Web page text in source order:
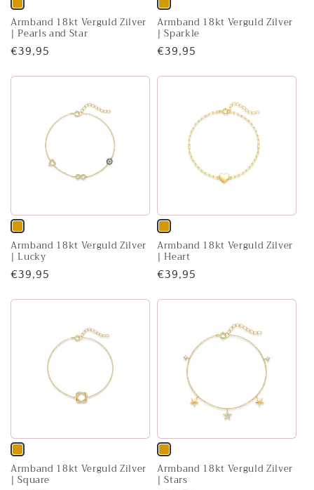
Variant
uitverkocht
beschikbaar
Armband 18kt Verguld Zilver
| Pearls and Star
Normale
€39,95
Variant
uitverkocht
beschikbaar
Armband 18kt Verguld Zilver
| Sparkle
Normale
€39,95
Variant
uitverkocht
beschikbaar
Armband 18kt Verguld Zilver
| Lucky
Normale
€39,95
Variant
uitverkocht
beschikbaar
Armband 18kt Verguld Zilver
| Heart
Normale
€39,95
Variant
uitverkocht
Armband 18kt Verguld Zilver
| Square
Variant
uitverkocht
Armband 18kt Verguld Zilver
| Stars